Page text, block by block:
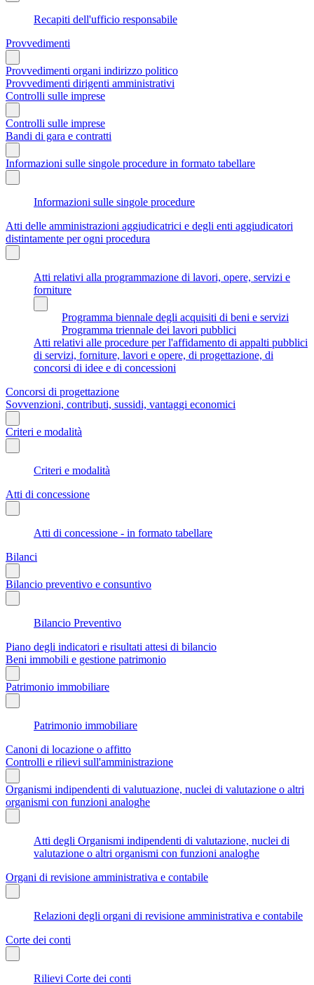
Recapiti dell'ufficio responsabile
Provvedimenti
Provvedimenti organi indirizzo politico
Provvedimenti dirigenti amministrativi
Controlli sulle imprese
Controlli sulle imprese
Bandi di gara e contratti
Informazioni sulle singole procedure in formato tabellare
Informazioni sulle singole procedure
Atti delle amministrazioni aggiudicatrici e degli enti aggiudicatori
distintamente per ogni procedura
Atti relativi alla programmazione di lavori, opere, servizi e
forniture
Programma biennale degli acquisiti di beni e servizi
Programma triennale dei lavori pubblici
Atti relativi alle procedure per l'affidamento di appalti pubblici
di servizi, forniture, lavori e opere, di progettazione, di
concorsi di idee e di concessioni
Concorsi di progettazione
Sovvenzioni, contributi, sussidi, vantaggi economici
Criteri e modalità
Criteri e modalità
Atti di concessione
Atti di concessione - in formato tabellare
Bilanci
Bilancio preventivo e consuntivo
Bilancio Preventivo
Piano degli indicatori e risultati attesi di bilancio
Beni immobili e gestione patrimonio
Patrimonio immobiliare
Patrimonio immobiliare
Canoni di locazione o affitto
Controlli e rilievi sull'amministrazione
Organismi indipendenti di valutuazione, nuclei di valutazione o altri
organismi con funzioni analoghe
Atti degli Organismi indipendenti di valutazione, nuclei di
valutazione o altri organismi con funzioni analoghe
Organi di revisione amministrativa e contabile
Relazioni degli organi di revisione amministrativa e contabile
Corte dei conti
Rilievi Corte dei conti